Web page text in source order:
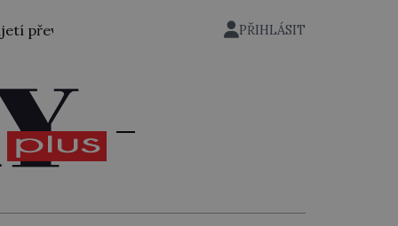
bývalý státní ministr pro protektorát K. H. Frank, 21.
PŘIHLÁSIT